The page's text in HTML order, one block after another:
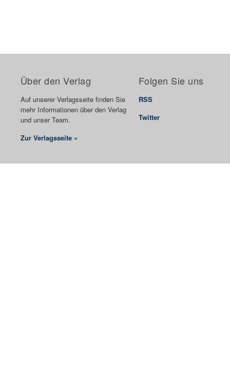
Über den Verlag
Auf unserer Verlagsseite finden Sie
mehr Informationen über den Verlag
und unser Team.
Zur Verlagsseite »
Folgen Sie uns
RSS
Twitter